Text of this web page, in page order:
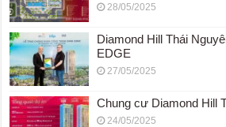
28/05/2025
Diamond Hill Thái
EDGE
27/05/2025
Chung cư Diamond Hill
24/05/2025